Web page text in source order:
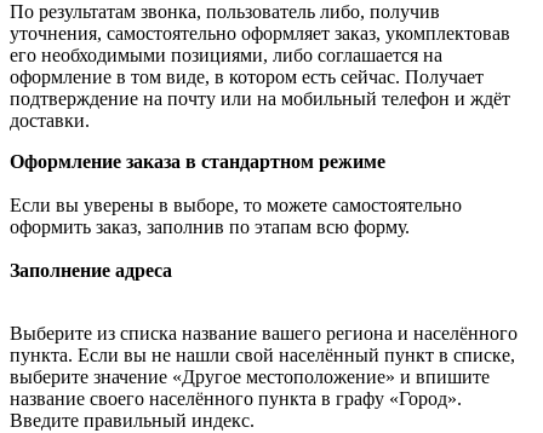
По результатам звонка, пользователь либо, получив
уточнения, самостоятельно оформляет заказ, укомплектовав
его необходимыми позициями, либо соглашается на
оформление в том виде, в котором есть сейчас. Получает
подтверждение на почту или на мобильный телефон и ждёт
доставки.
Оформление заказа в стандартном режиме
Если вы уверены в выборе, то можете самостоятельно
оформить заказ, заполнив по этапам всю форму.
Заполнение адреса
Выберите из списка название вашего региона и населённого
пункта. Если вы не нашли свой населённый пункт в списке,
выберите значение «Другое местоположение» и впишите
название своего населённого пункта в графу «Город».
Введите правильный индекс.